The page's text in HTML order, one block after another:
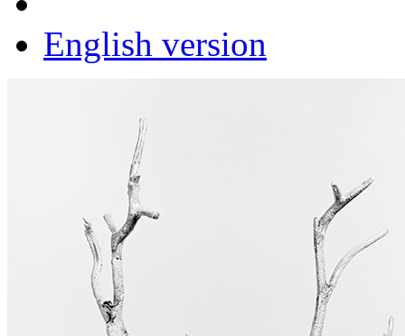
English version